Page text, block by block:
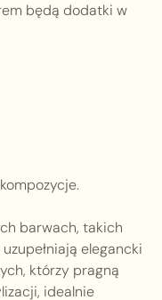
będą dodatki w
barwach, takich
elegancki
którzy pragną
idealnie